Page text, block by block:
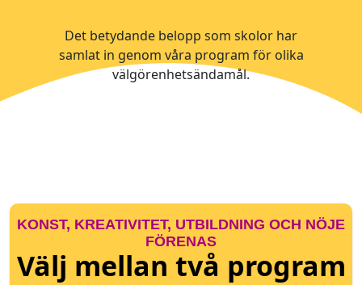
Det betydande belopp som skolor har
samlat in genom våra program för olika
välgörenhetsändamål.
KONST, KREATIVITET, UTBILDNING OCH NÖJE
FÖRENAS
Välj mellan två program